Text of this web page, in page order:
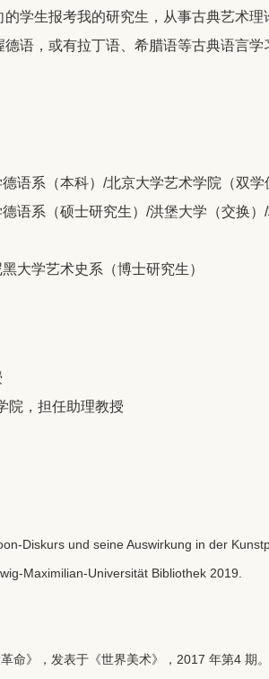
学生报考我的研究生，从事古典艺术
语，或有拉丁语、希腊语等古典语言学
语系（本科）/北京大学艺术学院（双学
语系（硕士研究生）/洪堡大学（交换）
大学艺术史系（博士研究生）
院，担任助理教授
Diskurs und seine Auswirkung in der
Maximilian-Universität Bibliothek 2019.
命》，发表于《世界美术》，2017 年第4 期。